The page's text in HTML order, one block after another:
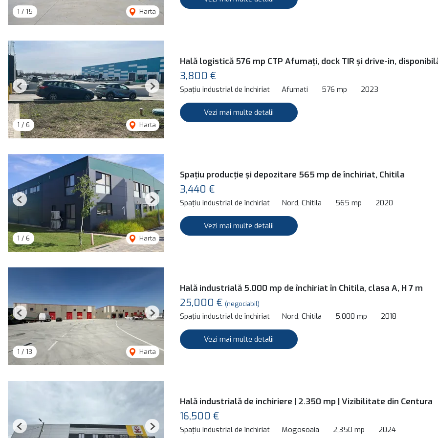
1 / 15 Harta
1 / 6 Harta
Previous Next
Hală logistică 576 mp CTP Afumați, dock TIR și drive-in,
3,800 €
Spațiu industrial de închiriat Afumati 576 mp 2023
Vezi mai multe detalii
1 / 6 Harta
Previous Next
Spațiu producție și depozitare 565 mp de închiriat, Chitila
3,440 €
Spațiu industrial de închiriat Nord, Chitila 565 mp 2020
Vezi mai multe detalii
1 / 13 Harta
Previous Next
Hală industrială 5.000 mp de închiriat în Chitila, clasa A, H 7 m
25,000 € (negociabil)
Spațiu industrial de închiriat Nord, Chitila 5,000 mp 2018
Vezi mai multe detalii
Previous Next
Hală industrială de inchiriere | 2.350 mp | Vizibilitate din Centura
16,500 €
Spațiu industrial de închiriat Mogosoaia 2,350 mp 2024